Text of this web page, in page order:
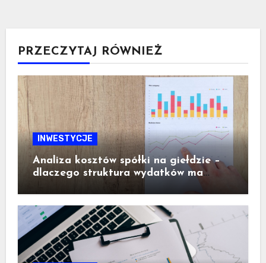
PRZECZYTAJ RÓWNIEŻ
INWESTYCJE
Analiza kosztów spółki na giełdzie –
dlaczego struktura wydatków ma